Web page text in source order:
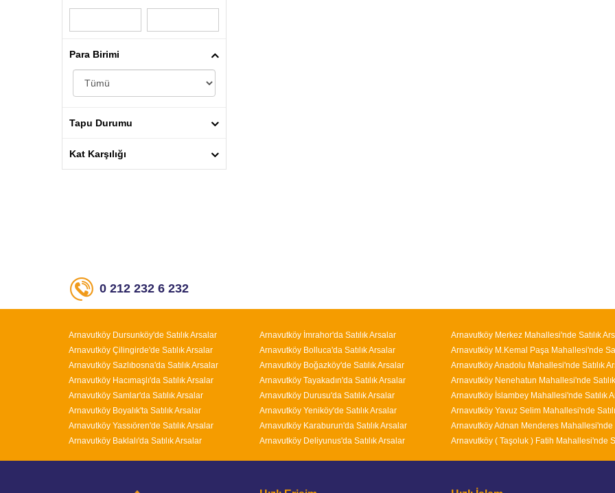
Para Birimi
Tapu Durumu
Kat Karşılığı
0 212 232 6 232
Arnavutköy Dursunköy'de Satılık Arsalar
Arnavutköy Çilingirde'de Satılık Arsalar
Arnavutköy Sazlıbosna'da Satılık Arsalar
Arnavutköy Hacımaşlı'da Satılık Arsalar
Arnavutköy Samlar'da Satılık Arsalar
Arnavutköy Boyalık'ta Satılık Arsalar
Arnavutköy Yassıören'de Satılık Arsalar
Arnavutköy Baklalı'da Satılık Arsalar
Arnavutköy İmrahor'da Satılık Arsalar
Arnavutköy Bolluca'da Satılık Arsalar
Arnavutköy Boğazköy'de Satılık Arsalar
Arnavutköy Tayakadın'da Satılık Arsalar
Arnavutköy Durusu'da Satılık Arsalar
Arnavutköy Yeniköy'de Satılık Arsalar
Arnavutköy Karaburun'da Satılık Arsalar
Arnavutköy Deliyunus'da Satılık Arsalar
Arnavutköy Merkez Mahallesi'nde Satılık
Arnavutköy Anadolu Mahallesi'nde Satılık